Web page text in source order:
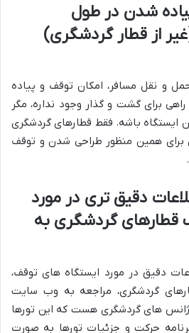
شدن در طول
از قطار گردشگری)
و نقل مسافر، امکان توقف و پیاده
برای گشت و گذار وجود نداره، مگر
ایستگاه باشه. فقط قطارهای گردشگری
برای همین منظور طراحی شدن و توقف
دقیق تری در مورد
قطارهای گردشگری به
دقیق در مورد ایستگاه های توقف،
گردشگری، مراجعه به وب سایت
های گردشگری هست که این تورها
حرکت و جزئیات تورها به صورت